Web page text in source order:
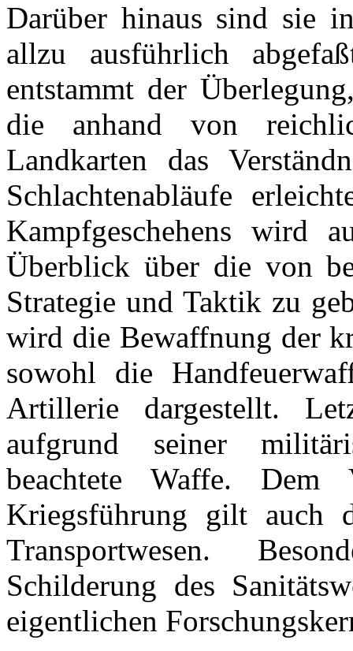
Darüber hinaus sind sie
allzu ausführlich
entstammt der
die anhand von
Landkarten das
Schlachtenabläufe
Kampfgeschehens wird
Überblick über die von
Strategie und Taktik zu
wird die Bewaffnung der
sowohl die
Artillerie dargestellt.
aufgrund seiner
beachtete Waffe. Dem
Kriegsführung gilt auch
Transportwesen.
Schilderung des
eigentlichen